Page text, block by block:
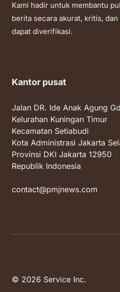
Kami hadir untuk membantu
berita secara akurat, kritis,
dapat diverifikasi.
Kantor pusat
Jalan DR. Ide Anak Agung
Kelurahan Kuningan Timur
Kecamatan Setiabudi
Kota Administrasi Jakarta
Provinsi DKI Jakarta 12950
Republik Indonesia
contact@pmjnews.com
© 2026 Service Inc.